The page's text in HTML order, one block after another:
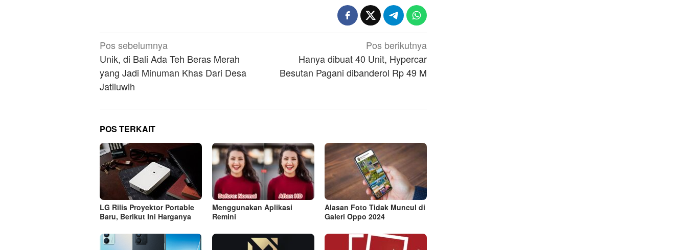
Navigasi
pos
Pos sebelumnya
Unik, di Bali Ada Teh Beras Merah
yang Jadi Minuman Khas Dari Desa
Jatiluwih
Pos berikutnya
Hanya dibuat 40 Unit, Hypercar
Besutan Pagani dibanderol Rp 49 M
POS TERKAIT
LG Rilis Proyektor Portable
Baru, Berikut Ini Harganya
Menggunakan Aplikasi
Remini
Alasan Foto Tidak Muncul di
Galeri Oppo 2024